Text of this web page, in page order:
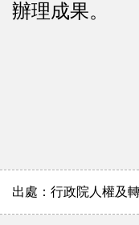
辦理成果。
出處：行政院人權及